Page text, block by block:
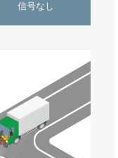
信号なし